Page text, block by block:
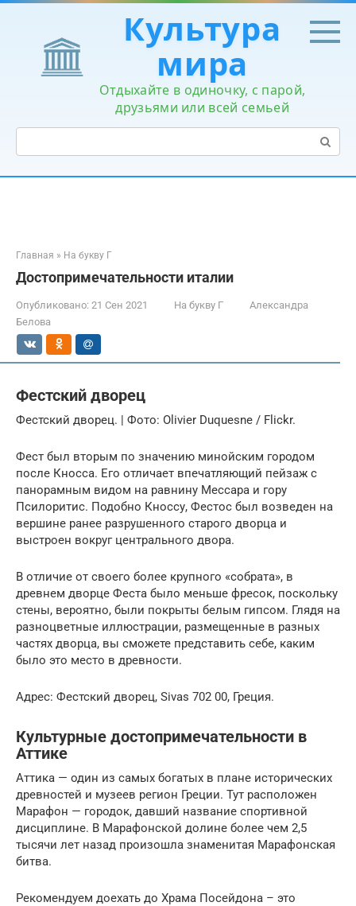
Перейти
контенту
Культура
мира
Отдыхайте в одиночку, с парой,
друзьями или всей семьей
Поиск:
Главная » На букву Г
Достопримечательности италии
Опубликовано: 21 Сен 2021 На букву Г
Александра
Белова
Фестский дворец
Фестский дворец. | Фото: Olivier Duquesne / Flickr.
Фест был вторым по значению минойским городом
после Кносса. Его отличает впечатляющий пейзаж с
панорамным видом на равнину Мессара и гору
Псилоритис. Подобно Кноссу, Фестос был возведен на
вершине ранее разрушенного старого дворца и
выстроен вокруг центрального двора.
В отличие от своего более крупного «собрата», в
древнем дворце Феста было меньше фресок, поскольку
стены, вероятно, были покрыты белым гипсом. Глядя на
разноцветные иллюстрации, размещенные в разных
частях дворца, вы сможете представить себе, каким
было это место в древности.
Адрес: Фестский дворец, Sivas 702 00, Греция.
Культурные достопримечательности в
Аттике
Аттика — один из самых богатых в плане исторических
древностей и музеев регион Греции. Тут расположен
Марафон — городок, давший название спортивной
дисциплине. В Марафонской долине более чем 2,5
тысячи лет назад произошла знаменитая Марафонская
битва.
Рекомендуем доехать до Храма Посейдона – это